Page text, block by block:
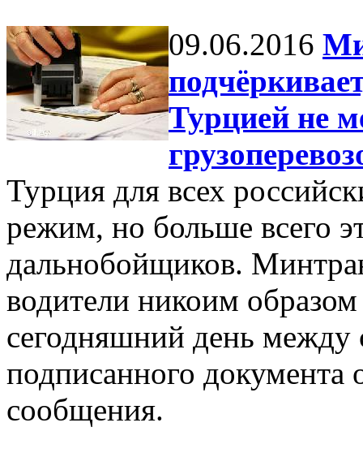
09.06.2016
Турцией не
Турция для всех
режим, но больше всего
дальнобойщиков.
водители никоим
сегодняшний день между
подписанного документа
сообщения.